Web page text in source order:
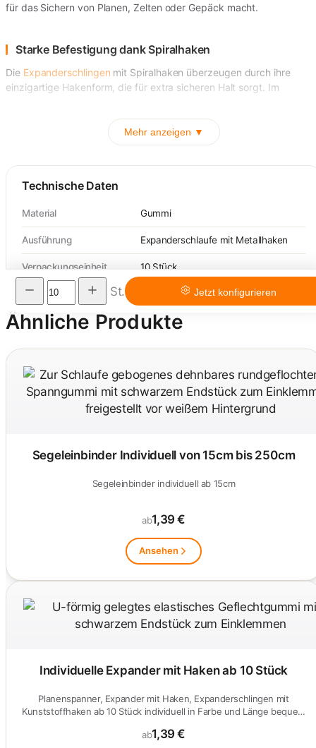
für das Sichern von Planen, Zelten oder Gepäck macht.
Starke Befestigung dank Spiralhaken
Die Expanderschlingen mit Spiralhaken überzeugen durch ihre
einzigartige Hakenform, die für extra sicheren Halt sorgt. Im
Mehr anzeigen ▼
Technische Daten
Material Gummi
Ausführung Expanderschlaufe mit Metallhaken
Verpackungseinheit 10 Stück
Ähnliche Produkte
Segeleinbinder Individuell von 15cm bis 250cm
Segeleinbinder individuell ab 15cm
ab1,39 €
Ansehen
Individuelle Expander mit Haken ab 10 Stück
Planenspanner, Expander mit Haken, Expanderschlingen mit
Kunststoffhaken ab 10 Stück individuell in Farbe und Länge bequem
ab1,39 €
St. Jetzt konfigurieren